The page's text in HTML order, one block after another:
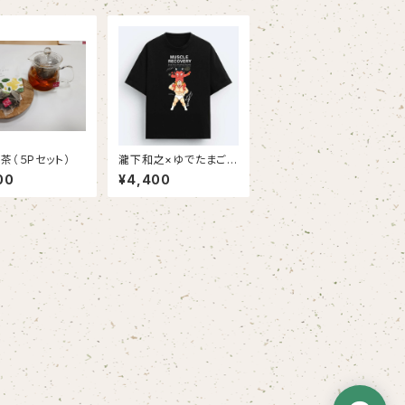
（５Pセット）
瀧下和之×ゆでたまごコ
ラボチャリティTシャツ
（黒生地にフルカラープ
リント）
¥4,400